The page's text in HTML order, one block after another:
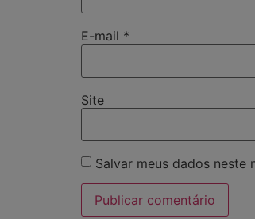
E-mail *
Site
Salvar meus dados neste